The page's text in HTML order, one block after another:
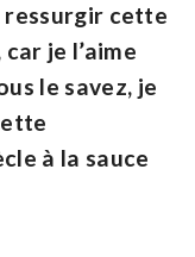
ressurgir cette
je l’aime
le savez, je
à la sauce